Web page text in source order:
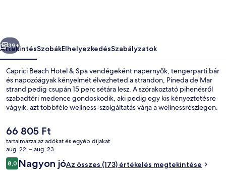
Következő
39+
ÁttekintésSzobákElhelyezkedésSzabályzatok
Caprici Beach Hotel & Spa vendégeként napernyők, tengerparti bár
és napozóágyak kényelmét élvezheted a strandon, Pineda de Mar
strand pedig csupán 15 perc sétára lesz. A szórakoztató pihenésről
szabadtéri medence gondoskodik, aki pedig egy kis kényeztetésre
vágyik, azt többféle wellness-szolgáltatás várja a wellnessrészlegen.
vendégszerető bár/társalgó italaival pedig olthatod a szomjadat. A
vendégeket medence melletti bár, fitneszlétesítmény és szauna is
várja.
A
jelenlegi
ár
66 805 Ft
66 805 Ft
tartalmazza az adókat és egyéb díjakat
aug. 22. – aug. 23.
Értékelések
8,08,0 ennyiből: 10
Nagyon jóAz összes (173) értékelés megtekintése